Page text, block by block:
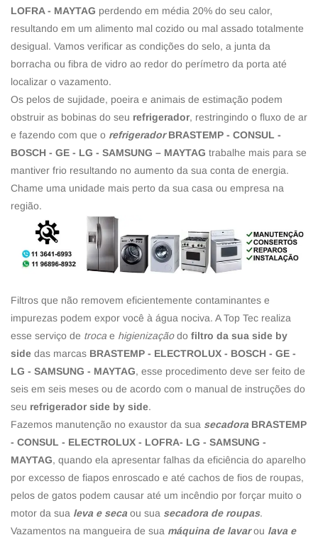
LOFRA - MAYTAG perdendo em média 20% do seu calor,
resultando em um alimento mal cozido ou mal assado totalmente
desigual. Vamos verificar as condições do selo, a junta da
borracha ou fibra de vidro ao redor do perímetro da porta até
localizar o vazamento.
Os pelos de sujidade, poeira e animais de estimação podem
obstruir as bobinas do seu refrigerador, restringindo o fluxo de ar
e fazendo com que o refrigerador BRASTEMP - CONSUL -
BOSCH - GE - LG - SAMSUNG – MAYTAG trabalhe mais para se
mantiver frio resultando no aumento da sua conta de energia.
Chame uma unidade mais perto da sua casa ou empresa na
região.
Filtros que não removem eficientemente contaminantes e
impurezas podem expor você à água nociva. A Top Tec realiza
esse serviço de troca e higienizaçãodo filtro da sua side by
side das marcas BRASTEMP - ELECTROLUX - BOSCH - GE -
LG - SAMSUNG - MAYTAG, esse procedimento deve ser feito de
seis em seis meses ou de acordo com o manual de instruções do
seu refrigerador side by side.
Fazemos manutenção no exaustor da sua secadora BRASTEMP
- CONSUL - ELECTROLUX - LOFRA- LG - SAMSUNG -
MAYTAG, quando ela apresentar falhas da eficiência do aparelho
por excesso de fiapos enroscado e até cachos de fios de roupas,
pelos de gatos podem causar até um incêndio por forçar muito o
motor da sua leva e seca ou sua secadora de roupas.
Vazamentos na mangueira de sua máquina de lavarou lava e